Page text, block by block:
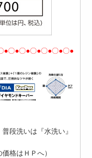
●〇●〇●〇●〇●〇●〇●
段洗いは『水洗い』
格はＨＰへ）